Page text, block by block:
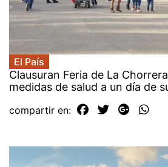
El País
Clausuran Feria de La
medidas de salud a un día de
compartir en: